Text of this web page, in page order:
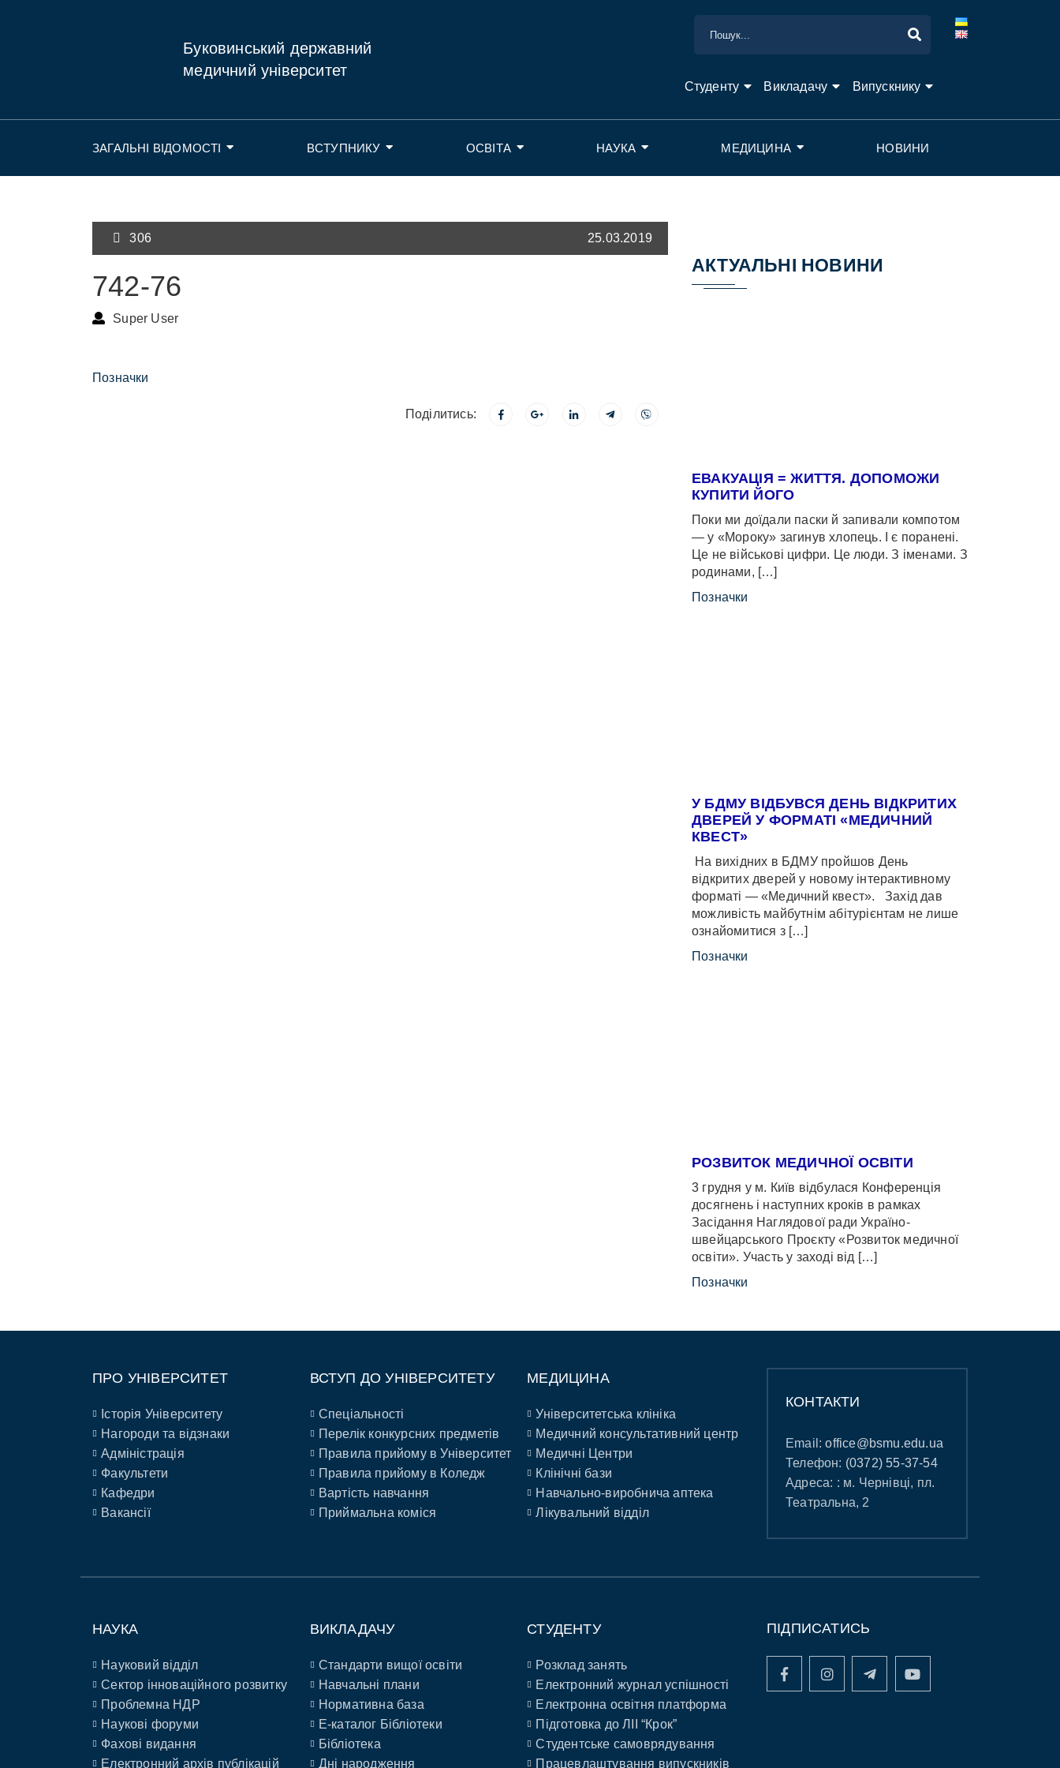
Буковинський державний
медичний університет
Студенту Викладачу Випускнику
ЗАГАЛЬНІ ВІДОМОСТІ ВСТУПНИКУ ОСВІТА НАУКА МЕДИЦИНА НОВИНИ
306 25.03.2019
742-76
Super User
Позначки
Поділитись:
АКТУАЛЬНІ НОВИНИ
ЕВАКУАЦІЯ = ЖИТТЯ. ДОПОМОЖИ
КУПИТИ ЙОГО
Поки ми доїдали паски й запивали компотом
— у «Мороку» загинув хлопець. І є поранені.
Це не військові цифри. Це люди. З іменами. З
родинами, […]
Позначки
У БДМУ ВІДБУВСЯ ДЕНЬ ВІДКРИТИХ
ДВЕРЕЙ У ФОРМАТІ «МЕДИЧНИЙ
КВЕСТ»
На вихідних в БДМУ пройшов День
відкритих дверей у новому інтерактивному
форматі — «Медичний квест». Захід дав
можливість майбутнім абітурієнтам не лише
ознайомитися з […]
Позначки
РОЗВИТОК МЕДИЧНОЇ ОСВІТИ
3 грудня у м. Київ відбулася Конференція
досягнень і наступних кроків в рамках
Засідання Наглядової ради Україно-
швейцарського Проєкту «Розвиток медичної
освіти». Участь у заході від […]
Позначки
ПРО УНІВЕРСИТЕТ
Історія Університету
Нагороди та відзнаки
Адміністрація
Факультети
Кафедри
Вакансії
ВСТУП ДО УНІВЕРСИТЕТУ
Спеціальності
Перелік конкурсних предметів
Правила прийому в Університет
Правила прийому в Коледж
Вартість навчання
Приймальна коміся
МЕДИЦИНА
Університетська клініка
Медичний консультативний центр
Медичні Центри
Клінічні бази
Навчально-виробнича аптека
Лікувальний відділ
КОНТАКТИ
Email:office@bsmu.edu.ua
Телефон: (0372) 55-37-54
Адреса: : м. Чернівці, пл.
Театральна, 2
НАУКА
Науковий відділ
Сектор інноваційного розвитку
Проблемна НДР
Наукові форуми
Фахові видання
Електронний архів публікацій
ВИКЛАДАЧУ
Стандарти вищої освіти
Навчальні плани
Нормативна база
E-каталог Бібліотеки
Бібліотека
Дні народження
СТУДЕНТУ
Розклад занять
Електронний журнал успішності
Електронна освітня платформа
Підготовка до ЛІІ “Крок”
Студентське самоврядування
Працевлаштування випускників
ПІДПИСАТИСЬ